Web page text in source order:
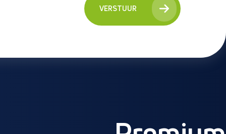
VERSTUUR